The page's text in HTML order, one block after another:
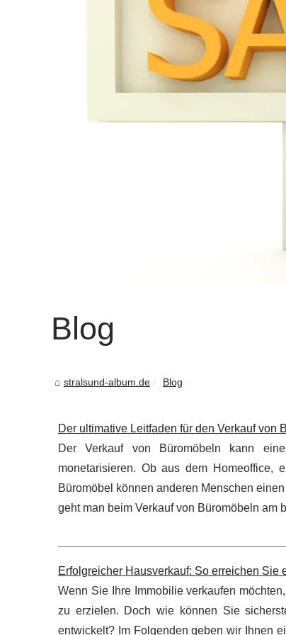
Blog
stralsund-album.de Blog
Der ultimative Leitfaden für den Verkauf von
Der Verkauf von Büromöbeln kann
monetarisieren. Ob aus dem Homeoffice,
Büromöbel können anderen Menschen
geht man beim Verkauf von Büromöbeln am
Erfolgreicher Hausverkauf: So erreichen Sie
Wenn Sie Ihre Immobilie verkaufen
zu erzielen. Doch wie können Sie
entwickelt? Im Folgenden geben wir Ihnen